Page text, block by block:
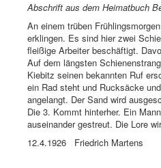
Abschrift aus dem Heimatbuch
An einem trüben
erklingen. Es sind hier zwei
fleißige Arbeiter beschäftigt.
Auf dem längsten
Kiebitz seinen bekannten Ruf
ein Rad steht und Rucksäcke
angelangt. Der Sand wird
Die 3. Kommt hinterher. Ein
auseinander gestreut. Die Lore
12.4.1926 Friedrich Martens